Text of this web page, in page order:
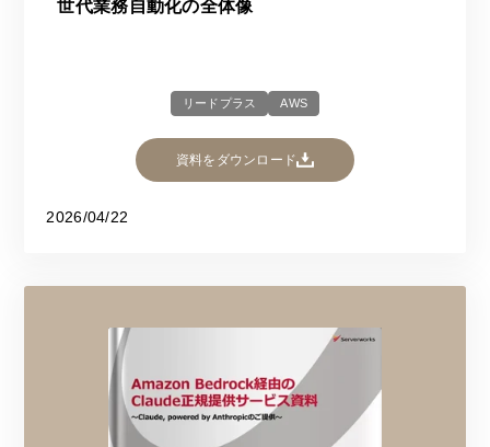
世代業務自動化の全体像
リードプラス AWS
資料をダウンロード
2026/04/22